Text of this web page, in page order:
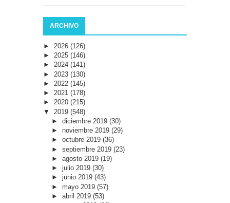
ARCHIVO
► 2026 (126)
► 2025 (146)
► 2024 (141)
► 2023 (130)
► 2022 (145)
► 2021 (178)
► 2020 (215)
▼ 2019 (548)
► diciembre 2019 (30)
► noviembre 2019 (29)
► octubre 2019 (36)
► septiembre 2019 (23)
► agosto 2019 (19)
► julio 2019 (30)
► junio 2019 (43)
► mayo 2019 (57)
► abril 2019 (53)